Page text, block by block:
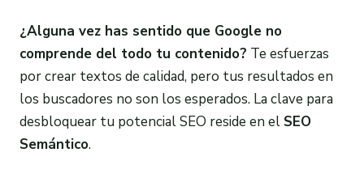
¿Alguna vez has sentido que Google no
comprende del todo tu contenido? Te esfuerzas
por crear textos de calidad, pero tus resultados en
los buscadores no son los esperados. La clave para
desbloquear tu potencial SEO reside en el SEO
Semántico.